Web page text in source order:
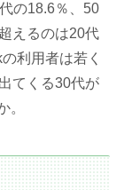
の18.6％、50
えるのは20代
利用者は若く
てくる30代が
。